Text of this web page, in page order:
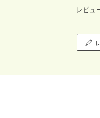
レビュ